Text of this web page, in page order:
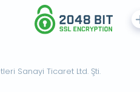
Sanayi Ticaret Ltd. Şti.